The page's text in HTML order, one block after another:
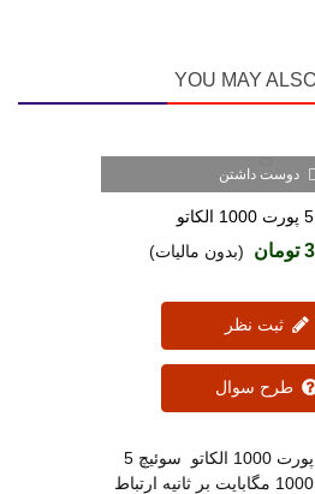
YOU MAY
دوست داشتن
(بدون مالیات)
ثبت نظر
طرح سوال
خرید سوئیچ 5 پورت 1000 الکاتو سوئیچ 5
پورت با سرعت 1000 مگابایت بر ثانیه ارتباط